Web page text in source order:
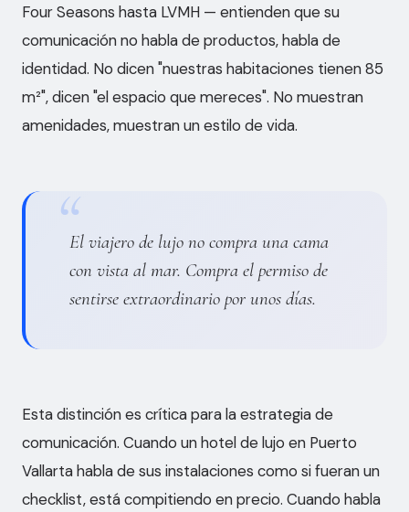
Four Seasons hasta LVMH — entienden que su
comunicación no habla de productos, habla de
identidad. No dicen "nuestras habitaciones tienen 85
m²", dicen "el espacio que mereces". No muestran
amenidades, muestran un estilo de vida.
El viajero de lujo no compra una cama
con vista al mar. Compra el permiso de
sentirse extraordinario por unos días.
Esta distinción es crítica para la estrategia de
comunicación. Cuando un hotel de lujo en Puerto
Vallarta habla de sus instalaciones como si fueran un
checklist, está compitiendo en precio. Cuando habla